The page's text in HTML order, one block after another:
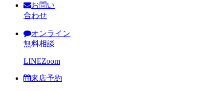
お問い
合わせ
オンライン
無料相談
LINEZoom
来店予約